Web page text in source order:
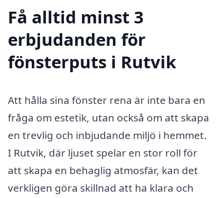
Få alltid minst 3
erbjudanden för
fönsterputs i Rutvik
Att hålla sina fönster rena är inte bara en
fråga om estetik, utan också om att skapa
en trevlig och inbjudande miljö i hemmet.
I Rutvik, där ljuset spelar en stor roll för
att skapa en behaglig atmosfär, kan det
verkligen göra skillnad att ha klara och